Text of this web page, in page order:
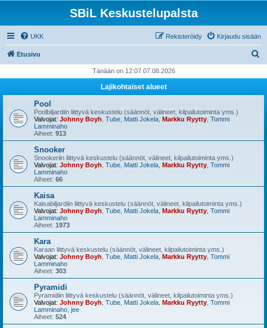
SBiL Keskustelupalsta
UKK Kirjaudu sisään
Rekisteröidy
Etusivu
i
Tänään on 12:07 07.08.2026
Lajikohtaiset alueet
Pool
Poolbiljardiin liittyvä keskustelu (säännöt, välineet, kilpailutoiminta yms.)
Valvojat: Johnny Boyh Tube Matti Jokela Markku Ryytty Tommi
Lamminaho
Aiheet: 913
Snooker
Snookeriin liittyvä keskustelu (säännöt, välineet, kilpailutoiminta yms.)
Valvojat: Johnny Boyh Tube Matti Jokela Markku Ryytty Tommi
Lamminaho
Aiheet: 66
Kaisa
Kaisabiljardiin liittyvä keskustelu (säännöt, välineet, kilpailutoiminta yms.)
Valvojat: Johnny Boyh Tube Matti Jokela Markku Ryytty Tommi
Lamminaho
Aiheet: 1973
Kara
Karaan liittyvä keskustelu (säännöt, välineet, kilpailutoiminta yms.)
Valvojat: Johnny Boyh Tube Matti Jokela Markku Ryytty Tommi
Lamminaho
Aiheet: 303
Pyramidi
Pyramidiin liittyvä keskustelu (säännöt, välineet, kilpailutoiminta yms.)
Valvojat: Johnny Boyh Tube Matti Jokela Markku Ryytty Tommi
Lamminaho jee
Aiheet: 524